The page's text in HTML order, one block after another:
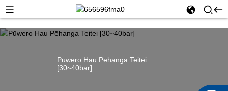
Pūwero Hau Pēhanga Teitei
[30~40bar]